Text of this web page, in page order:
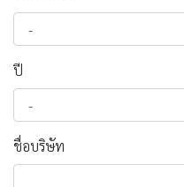
ปี
ชื่อบริษัท